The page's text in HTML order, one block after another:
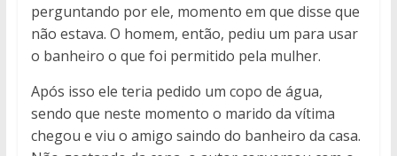
perguntando por ele, momento em que disse que
não estava. O homem, então, pediu um para usar
o banheiro o que foi permitido pela mulher.
Após isso ele teria pedido um copo de água,
sendo que neste momento o marido da vítima
chegou e viu o amigo saindo do banheiro da casa.